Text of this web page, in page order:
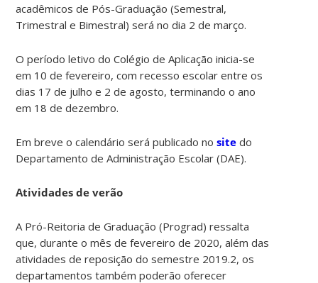
acadêmicos de Pós-Graduação (Semestral,
Trimestral e Bimestral) será no dia 2 de março.
O período letivo do Colégio de Aplicação inicia-se
em 10 de fevereiro, com recesso escolar entre os
dias 17 de julho e 2 de agosto, terminando o ano
em 18 de dezembro.
Em breve o calendário será publicado nosite do
Departamento de Administração Escolar (DAE).
Atividades de verão
A Pró-Reitoria de Graduação (Prograd) ressalta
que, durante o mês de fevereiro de 2020, além das
atividades de reposição do semestre 2019.2, os
departamentos também poderão oferecer